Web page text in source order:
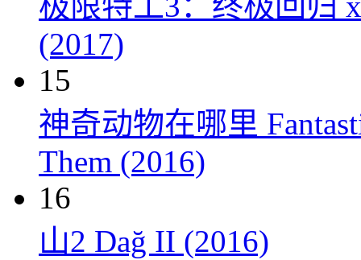
(2017)
15
神奇动物在哪里
Them (2016)
16
山2 Dağ II (2016)